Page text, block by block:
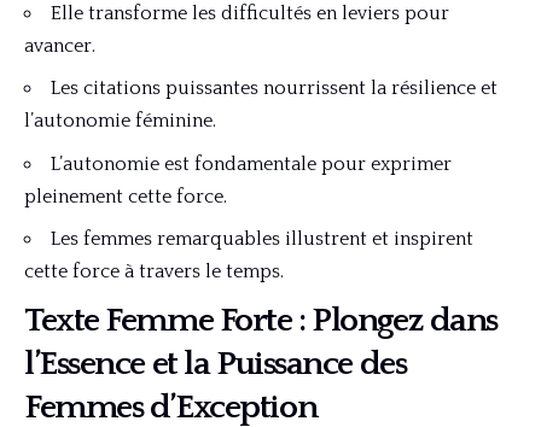
Elle transforme les difficultés en leviers pour
avancer.
Les citations puissantes nourrissent la résilience et
l’autonomie féminine.
L’autonomie est fondamentale pour exprimer
pleinement cette force.
Les femmes remarquables illustrent et inspirent
cette force à travers le temps.
Texte Femme Forte : Plongez dans
l’Essence et la Puissance des
Femmes d’Exception